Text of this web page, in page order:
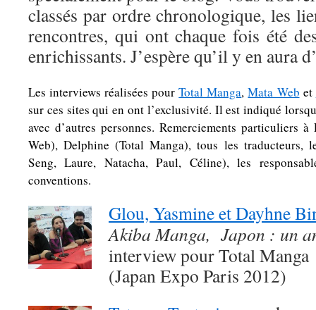
classés par ordre chronologique, les
rencontres, qui ont chaque fois été
enrichissants. J’espère qu’il y en aura
Les interviews réalisées pourTotal Manga,Mata Web et
sur ces sites qui en ont l’exclusivité. Il est indiqué
avec d’autres personnes. Remerciements particuliers
Web), Delphine (Total Manga), tous les traducteurs,
Seng, Laure, Natacha, Paul, Céline), les
conventions.
Glou, Yasmine et Dayhne
Akiba Manga, Japon : un
interview pour Total Manga
(Japan Expo Paris 2012)